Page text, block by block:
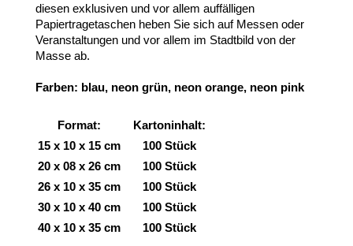
diesen exklusiven und vor allem auffälligen
Papiertragetaschen heben Sie sich auf Messen oder
Veranstaltungen und vor allem im Stadtbild von der
Masse ab.
Farben: blau, neon grün, neon orange, neon pink
Format:
Kartoninhalt:
15 x 10 x 15 cm
100 Stück
20 x 08 x 26 cm
100 Stück
26 x 10 x 35 cm
100 Stück
30 x 10 x 40 cm
100 Stück
40 x 10 x 35 cm
100 Stück